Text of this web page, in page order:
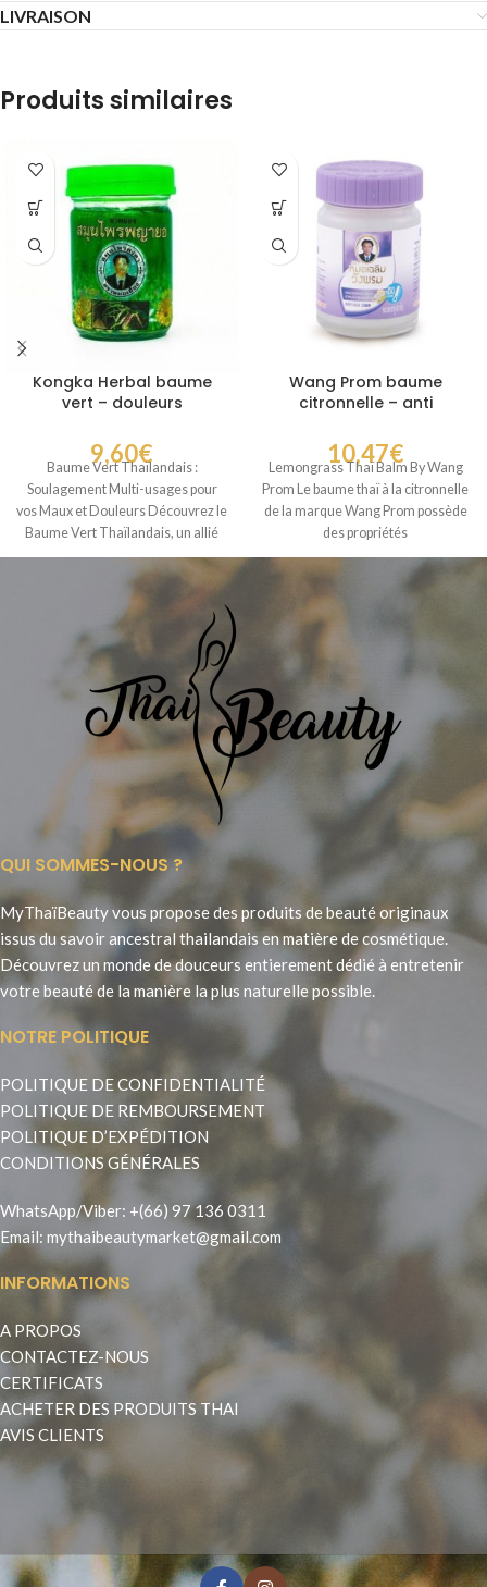
LIVRAISON
Produits similaires
Kongka Herbal baume
vert – douleurs
9,60€
Baume Vert Thaïlandais :
Soulagement Multi-usages pour
vos Maux et Douleurs Découvrez le
Baume Vert Thaïlandais, un allié
précieux pour
Wang Prom baume
citronnelle – anti
démangeaisons et
douleurs
10,47€
Lemongrass Thaï Balm By Wang
Prom Le baume thaï à la citronnelle
de la marque Wang Prom possède
des propriétés
QUI SOMMES-NOUS ?
MyThaïBeauty vous propose des produits de beauté originaux
issus du savoir ancestral thailandais en matière de cosmétique.
Découvrez un monde de douceurs entierement dédié à entretenir
votre beauté de la manière la plus naturelle possible.
NOTRE POLITIQUE
POLITIQUE DE CONFIDENTIALITÉ
POLITIQUE DE REMBOURSEMENT
POLITIQUE D’EXPÉDITION
CONDITIONS GÉNÉRALES
WhatsApp/Viber: +(66) 97 136 0311
Email: mythaibeautymarket@gmail.com
INFORMATIONS
A PROPOS
CONTACTEZ-NOUS
CERTIFICATS
ACHETER DES PRODUITS THAI
AVIS CLIENTS